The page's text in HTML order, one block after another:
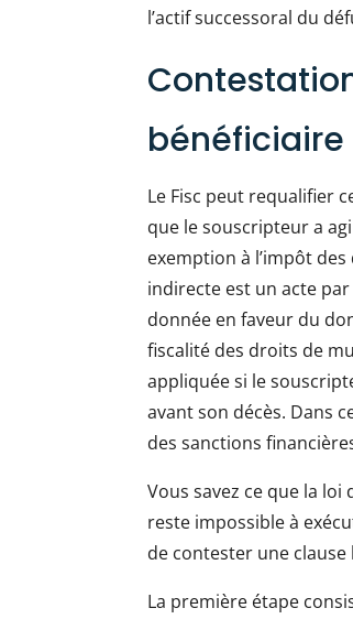
l’actif successoral du
bénéficiaire
Le Fisc peut requalifier
que le souscripteur a
exemption à l’impôt
indirecte est un acte
donnée en faveur du
fiscalité des droits de
appliquée si le
avant son décès. Dans
des sanctions
Vous savez ce que la
reste impossible à
de contester une clause
La première étape